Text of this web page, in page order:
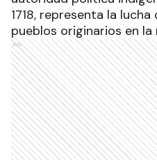
1718, representa la
pueblos originarios en la
Ads